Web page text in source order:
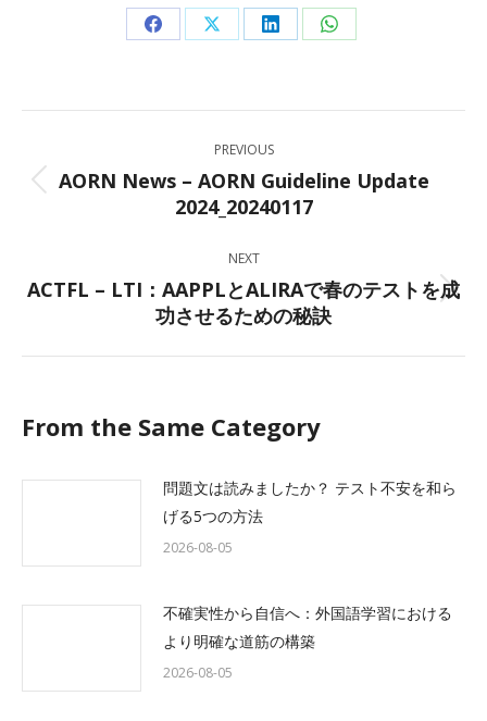
Share
Facebook
Share
X
Share
LinkedIn
Share
WhatsApp
navigation
PREVIOUS
Previous
post:
AORN News – AORN Guideline Update
2024_20240117
NEXT
Next
post:
ACTFL – LTI：AAPPLとALIRAで春のテストを成
功させるための秘訣
From the Same Category
問題文は読みましたか？ テスト不安を和ら
げる5つの方法
2026-08-05
不確実性から自信へ：外国語学習における
より明確な道筋の構築
2026-08-05